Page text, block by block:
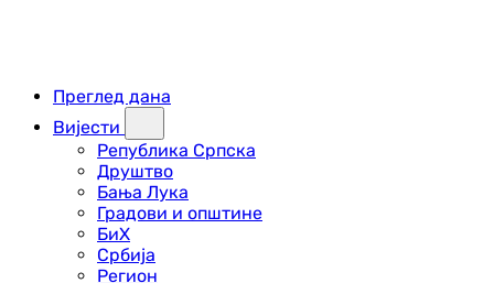
Преглед дана
Вијести
Република Српска
Друштво
Бања Лука
Градови и општине
БиХ
Србија
Регион